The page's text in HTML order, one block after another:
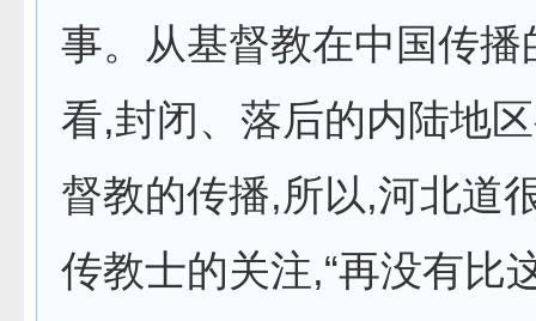
事。从基督教在中国传播
看,封闭、落后的内陆地
督教的传播,所以,河北道
传教士的关注,“再没有比